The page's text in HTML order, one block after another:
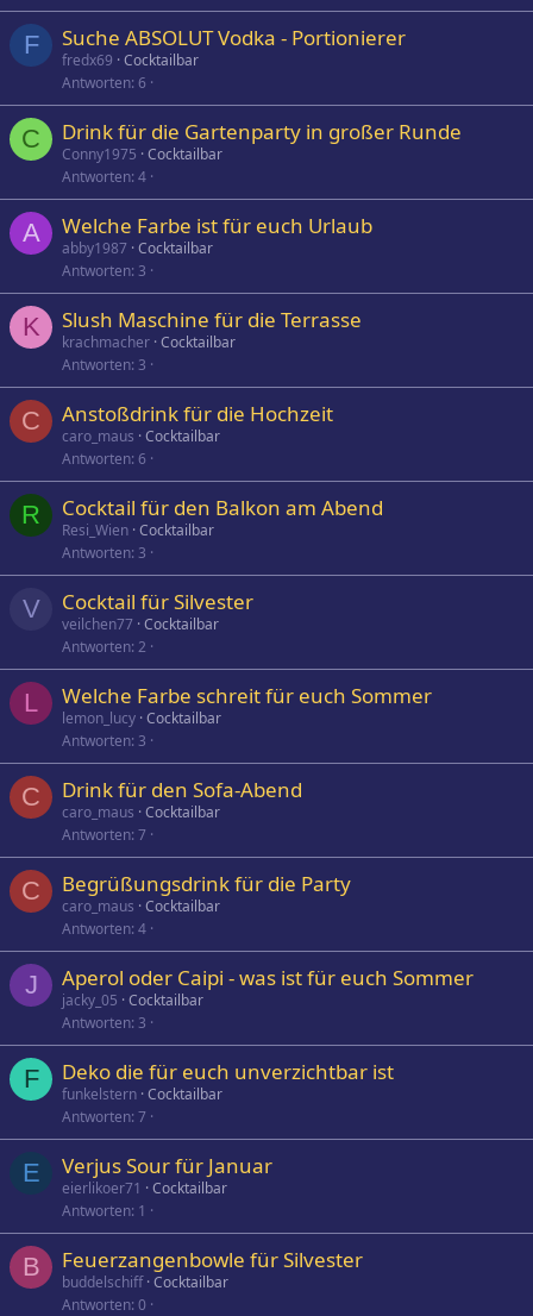
F Suche ABSOLUT Vodka - Portionierer
fredx69 Cocktailbar
Antworten 6
C Drink für die Gartenparty in großer Runde
Conny1975 Cocktailbar
Antworten 4
A Welche Farbe ist für euch Urlaub
abby1987 Cocktailbar
Antworten 3
K Slush Maschine für die Terrasse
krachmacher Cocktailbar
Antworten 3
C Anstoßdrink für die Hochzeit
caro_maus Cocktailbar
Antworten 6
R Cocktail für den Balkon am Abend
Resi_Wien Cocktailbar
Antworten 3
V Cocktail für Silvester
veilchen77 Cocktailbar
Antworten 2
L Welche Farbe schreit für euch Sommer
lemon_lucy Cocktailbar
Antworten 3
C Drink für den Sofa-Abend
caro_maus Cocktailbar
Antworten 7
C Begrüßungsdrink für die Party
caro_maus Cocktailbar
Antworten 4
J Aperol oder Caipi - was ist für euch Sommer
jacky_05 Cocktailbar
Antworten 3
F Deko die für euch unverzichtbar ist
funkelstern Cocktailbar
Antworten 7
E Verjus Sour für Januar
eierlikoer71
Cocktailbar
Antworten 1
B Feuerzangenbowle für Silvester
buddelschiff Cocktailbar
Antworten 0